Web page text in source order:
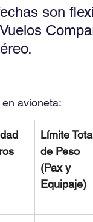
son
avioneta:
Límite
de Peso
(Pax y
Equipaje)